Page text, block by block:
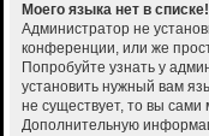
Моего языка нет в списке!
Администратор не
конференции, или же
Попробуйте узнать у
установить нужный вам
не существует, то вы
Дополнительную